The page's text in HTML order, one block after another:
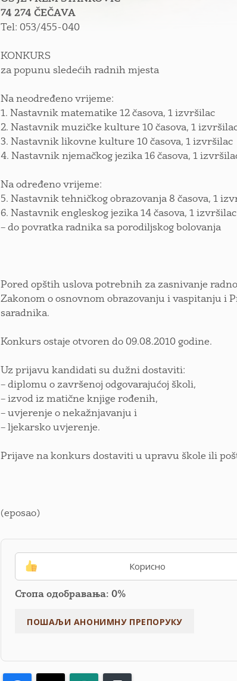
74 274 ČEČAVA
Tel: 053/455-040
KONKURS
za popunu sledećih radnih mjesta
Na neodređeno vrijeme:
1. Nastavnik matematike 12 časova, 1 izvršilac
2. Nastavnik muzičke kulture 10 časova, 1
3. Nastavnik likovne kulture 10 časova, 1 izvršilac
4. Nastavnik njemačkog jezika 16 časova, 1
Na određeno vrijeme:
5. Nastavnik tehničkog obrazovanja 8 časova, 1
6. Nastavnik engleskog jezika 14 časova, 1 izvršilac
– do povratka radnika sa porodiljskog bolovanja
Pored opštih uslova potrebnih za zasnivanje
Zakonom o osnovnom obrazovanju i vaspitanju
saradnika.
Konkurs ostaje otvoren do 09.08.2010 godine.
Uz prijavu kandidati su dužni dostaviti:
– diplomu o završenoj odgovarajućoj školi,
– izvod iz matične knjige rođenih,
– uvjerenje o nekažnjavanju i
– ljekarsko uvjerenje.
Prijave na konkurs dostaviti u upravu škole ili
(eposao)
Корисно
Стопа одобравања: 0%